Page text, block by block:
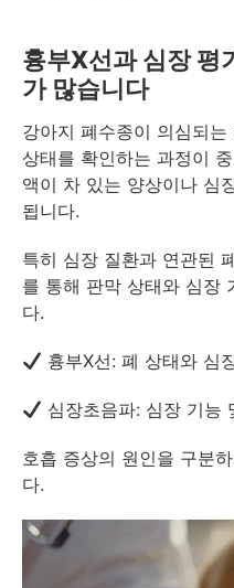
흉부X선과 심장 평
가 많습니다
강아지 폐수종이 의심되
상태를 확인하는 과정이
액이 차 있는 양상이나 심
됩니다.
특히 심장 질환과 연관된
를 통해 판막 상태와 심장
다.
흉부X선: 폐 상태와 심
심장초음파: 심장 기능
호흡 증상의 원인을 구분
다.